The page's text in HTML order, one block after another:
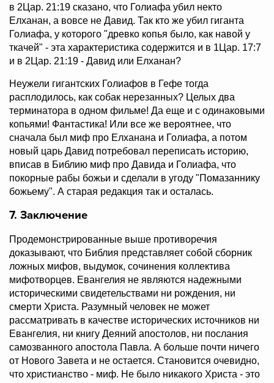
в 2Цар. 21:19 сказано, что Голиафа убил некто
Елханан, а вовсе не Давид. Так кто же убил гиганта
Голиафа, у которого "древко копья было, как навой у
ткачей" - эта характеристика содержится и в 1Цар. 17:7
и в 2Цар. 21:19 - Давид или Елханан?
Неужели гигантских Голиафов в Гефе тогда
расплодилось, как собак нерезанных? Целых два
терминатора в одном фильме! Да еще и с одинаковыми
копьями! Фантастика! Или все же вероятнее, что
сначала был миф про Елханана и Голиафа, а потом
новый царь Давид потребовал переписать историю,
вписав в Библию миф про Давида и Голиафа, что
покорные рабы божьи и сделали в угоду "Помазаннику
божьему". А старая редакция так и осталась.
7. Заключение
Продемонстрированные выше противоречия
доказывают, что Библия представляет собой сборник
ложных мифов, выдумок, сочинения коллектива
мифотворцев. Евангелия не являются надежными
историческими свидетельствами ни рождения, ни
смерти Христа. Разумный человек не может
рассматривать в качестве исторических источников ни
Евангелия, ни книгу Деяний апостолов, ни послания
самозванного апостола Павла. А больше почти ничего
от Нового Завета и не остается. Становится очевидно,
что христианство - миф. Не было никакого Христа - это